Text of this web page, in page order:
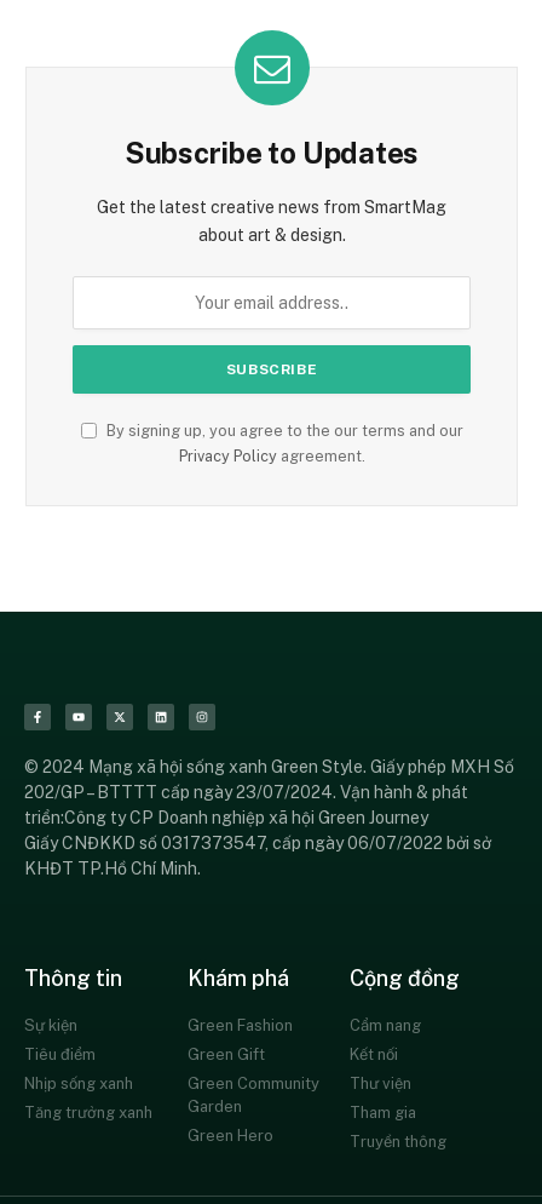
Subscribe to Updates
Get the latest creative news from SmartMag
about art & design.
By signing up, you agree to the our terms and our
Privacy Policyagreement.
© 2024 Mạng xã hội sống xanh Green Style. Giấy phép MXH Số
202/GP – BTTTT cấp ngày 23/07/2024. Vận hành & phát
triển:Công ty CP Doanh nghiệp xã hội Green Journey
Giấy CNĐKKD số 0317373547, cấp ngày 06/07/2022 bởi sở
KHĐT TP.Hồ Chí Minh.
Thông tin
Sự kiện
Tiêu điểm
Nhịp sống xanh
Tăng trưởng xanh
Khám phá
Green Fashion
Green Gift
Green Community
Garden
Green Hero
Cộng đồng
Cẩm nang
Kết nối
Thư viện
Tham gia
Truyền thông